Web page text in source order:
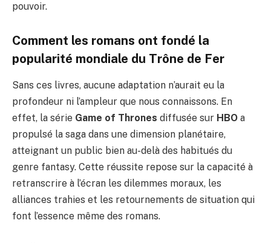
pouvoir.
Comment les romans ont fondé la
popularité mondiale du Trône de Fer
Sans ces livres, aucune adaptation n’aurait eu la
profondeur ni l’ampleur que nous connaissons. En
effet, la série Game of Thrones diffusée sur HBO a
propulsé la saga dans une dimension planétaire,
atteignant un public bien au-delà des habitués du
genre fantasy. Cette réussite repose sur la capacité à
retranscrire à l’écran les dilemmes moraux, les
alliances trahies et les retournements de situation qui
font l’essence même des romans.